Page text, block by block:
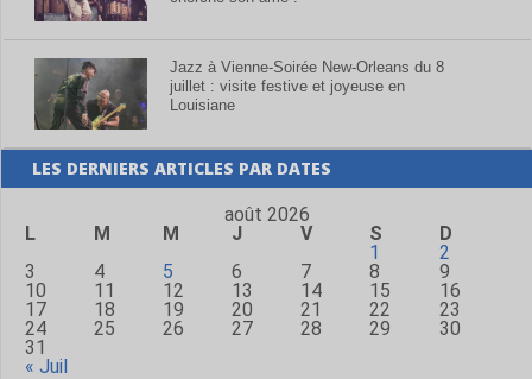
Jazz à Vienne-Soirée New-Orleans du 8
juillet : visite festive et joyeuse en
Louisiane
LES DERNIERS ARTICLES PAR DATES
août 2026
L
M M J V S
D
1
2
3
4 5 6 7 8
9
10
11 12 13 14 15
16
17
18 19 20 21 22
23
24
25 26 27 28 29
30
31
« Juil